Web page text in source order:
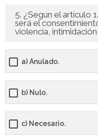
5. ¿Según el artículo
será el
violencia,
a) Anulado.
b) Nulo.
c) Necesario.